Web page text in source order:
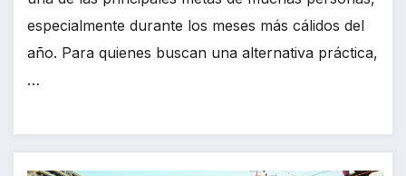
especialmente durante los meses más cálidos del
año. Para quienes buscan una alternativa práctica,
…